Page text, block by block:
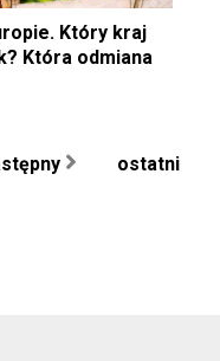
Który kraj
Która odmiana
ostatni